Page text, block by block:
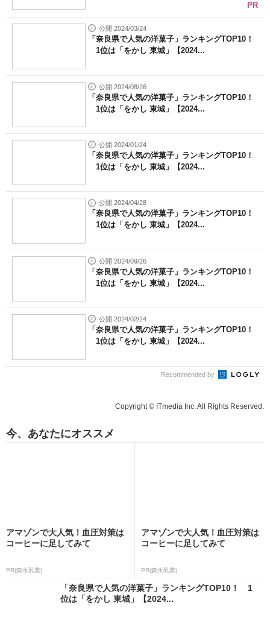
PR
公開 2024/03/24
「奈良県で人気の洋菓子」ランキングTOP10！
1位は「をかし 東城」【2024...
公開 2024/08/26
「奈良県で人気の洋菓子」ランキングTOP10！
1位は「をかし 東城」【2024...
公開 2024/01/24
「奈良県で人気の洋菓子」ランキングTOP10！
1位は「をかし 東城」【2024...
公開 2024/04/28
「奈良県で人気の洋菓子」ランキングTOP10！
1位は「をかし 東城」【2024...
公開 2024/09/26
「奈良県で人気の洋菓子」ランキングTOP10！
1位は「をかし 東城」【2024...
公開 2024/02/24
「奈良県で人気の洋菓子」ランキングTOP10！
1位は「をかし 東城」【2024...
Recommended by
Copyright © ITmedia Inc. All Rights Reserved.
今、あなたにオススメ
アマゾンで大人気！血圧対策は
コーヒーに足してみて
PR(森永乳業)
アマゾンで大人気！血圧対策は
コーヒーに足してみて
PR(森永乳業)
「奈良県で人気の洋菓子」ランキングTOP10！ 1
位は「をかし 東城」【2024...